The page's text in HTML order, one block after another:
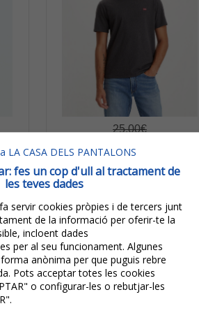
25,00€
20,00€
Estalvi:5,00€(20%)
Levi's® Samarreta D'home
De M/c 56605-0149 Gris
LA CASA DELS PANTALONS
fes un cop d'ull al tractament de
les teves dades
servir cookies pròpies i de tercers junt
de la informació per oferir-te la
incloent dades
per al seu funcionament. Algunes
anònima per que puguis rebre
Pots acceptar totes les cookies
o configurar-les o rebutjar-les